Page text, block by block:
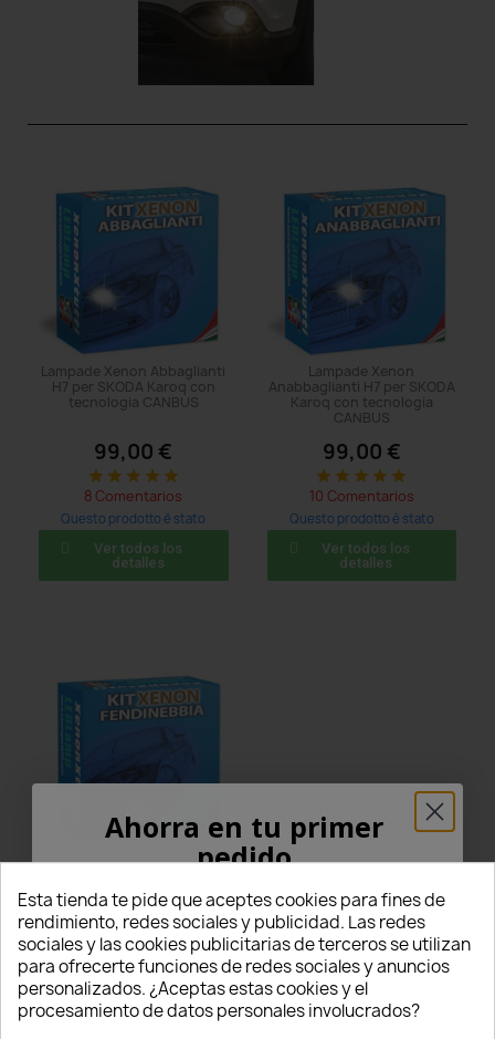
Lampade Xenon Abbaglianti
H7 per SKODA Karoq con
tecnologia CANBUS
99,00 €
star star star star star
8 Comentarios
Questo prodotto è stato
acquistato: 5 times
Ver todos los
detalles
Lampade Xenon
Anabbaglianti H7 per SKODA
Karoq con tecnologia
CANBUS
99,00 €
star star star star star
10 Comentarios
Questo prodotto è stato
acquistato: 5 times
Ver todos los
detalles
Lampade Xenon
Karoq con tecnologia
CANBUS
69,00 €
starstarstarstarstar
12 Comentarios
Questo prodotto è stato
Esta tienda te pide que aceptes cookies para fines de
rendimiento, redes sociales y publicidad. Las redes
sociales y las cookies publicitarias de terceros se utilizan
para ofrecerte funciones de redes sociales y anuncios
personalizados. ¿Aceptas estas cookies y el
procesamiento de datos personales involucrados?
Ahorra en tu primer
pedido
¡5% PARA TI!
Introduce tu correo electrónico aquí abajo
para recibir un5% DE DESCUENTOen tu
primer pedido.